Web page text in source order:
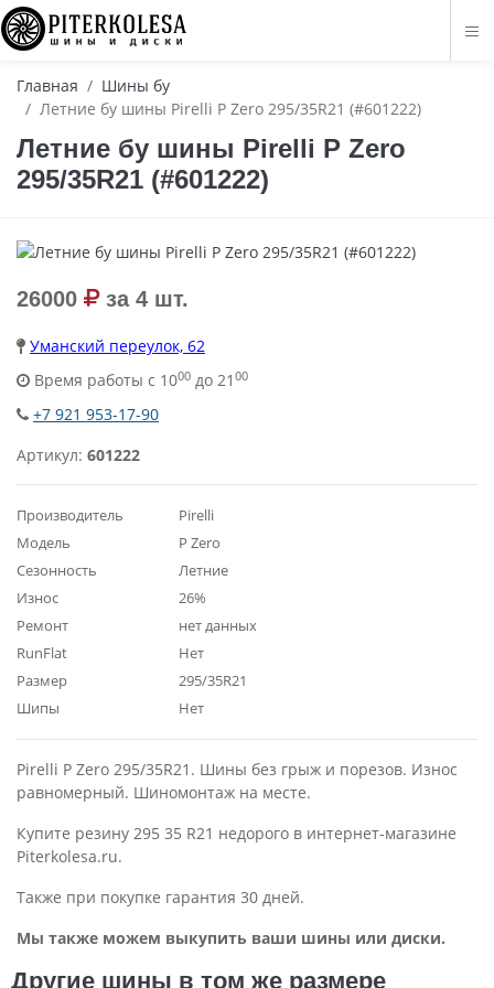
Главная
Шины бу
Летние бу шины Pirelli P Zero 295/35R21 (#601222)
Летние бу шины Pirelli P Zero
295/35R21 (#601222)
26000 за 4 шт.
Уманский переулок, 62
Время работы с 1000 до 21 00
+7 921 953-17-90
Артикул: 601222
Производитель
Pirelli
Модель
P Zero
Сезонность
Летние
Износ
26%
Ремонт
нет данных
RunFlat
Нет
Размер
295/35R21
Шипы
Нет
Pirelli P Zero 295/35R21. Шины без грыж и порезов. Износ
равномерный. Шиномонтаж на месте.
Купите резину 295 35 R21 недорого в интернет-магазине
Piterkolesa.ru.
Также при покупке гарантия 30 дней.
Мы также можем выкупить ваши шины или диски.
Другие шины в том же размере